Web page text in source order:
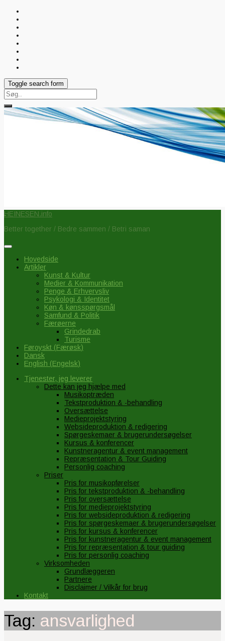
Toggle search form
Search
for:
HEINESEN.info
Better together / Bedre sammen / Betri saman
Hovedside
Artikler
Kunst & Kultur
Medier & Kommunikation
Penge & Erhvervsliv
Psykologi & Identitet
Køn & kønsspørgsmål
Samfund & Politik
Færøerne
Grindedrab
Turisme
Føroyskt (Færøsk)
Dansk
English (Engelsk)
Tjenester, jeg leverer
Dette kan jeg hjælpe med
Musikoptræden
Tekstproduktion & -behandling
Oversættelse
Medieprojektstyring
Websideproduktion & redigering
Spørgeskemaer & brugerundersøgelser
Kursus & konferencer
Kunstneragentur & event management
Repræsentation & Tour Guiding
Personlig coaching
Priser
Pris for musikopførelser
Pris for tekstproduktion & -behandling
Pris for oversættelse
Pris for medieprojektstyring
Pris for websideproduktion & redigering
Pris for spørgeskemaer & brugerundersøgelser
Pris for kursus & konferencer
Pris for kunstneragentur & event management
Pris for repræsentation & tour guiding
Pris for personlig coaching
Virksomheden
Grundlæggeren
Partnere
Disclaimer / Vilkår for brug
Kontakt
Tag: ansvarlighed